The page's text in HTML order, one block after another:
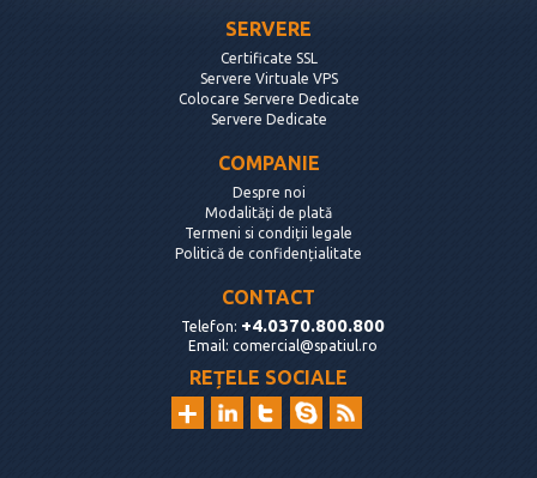
SERVERE
Certificate SSL
Servere Virtuale VPS
Colocare Servere Dedicate
Servere Dedicate
COMPANIE
Despre noi
Modalități de plată
Termeni si condiții legale
Politică de confidențialitate
CONTACT
Telefon: +4.0370.800.800
Email: comercial@spatiul.ro
REȚELE SOCIALE